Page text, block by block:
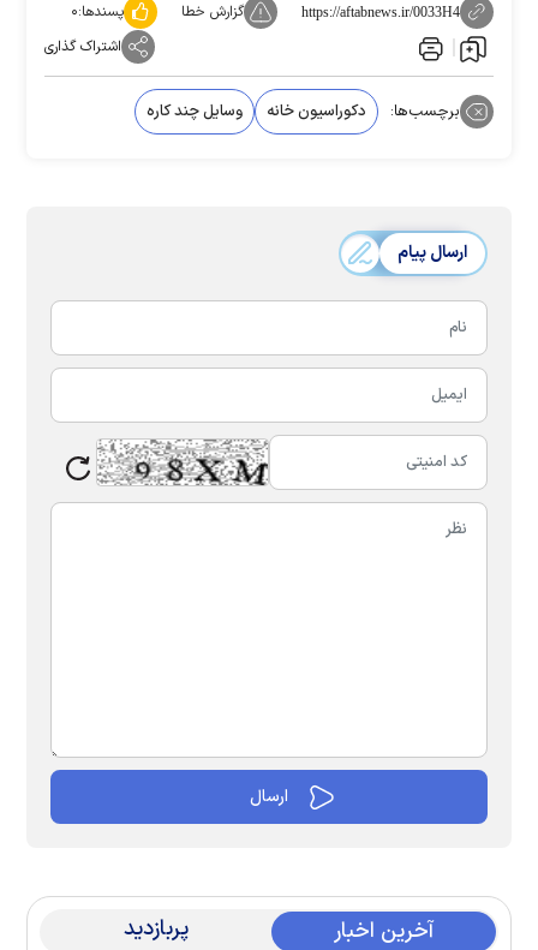
https://aftabnews.ir/0033H4 گزارش خطا پسندها:۰
اشتراک گذاری
برچسب‌ها: دکوراسیون خانه وسایل چند کاره
ارسال پیام
آخرین اخبار پربازدید